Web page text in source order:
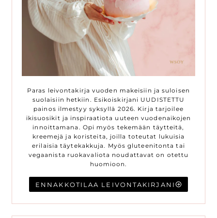
Paras leivontakirja vuoden makeisiin ja suloisen
suolaisiin hetkiin. Esikoiskirjani UUDISTETTU
painos ilmestyy syksyllä 2026. Kirja tarjoilee
ikisuosikit ja inspiraatiota uuteen vuodenaikojen
innoittamana. Opi myös tekemään täytteitä,
kreemejä ja koristeita, joilla toteutat lukuisia
erilaisia täytekakkuja. Myös gluteenitonta tai
vegaanista ruokavaliota noudattavat on otettu
huomioon.
ENNAKKOTILAA LEIVONTAKIRJANI